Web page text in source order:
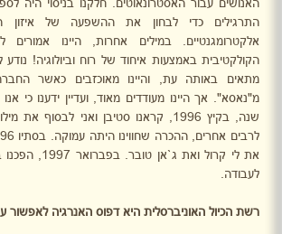
התרגילים כדי לבחון את ההשפעה של איזון
אלקטרומגנטיים. במילים אחרות, היינו
הקולקטיבית באמצעות איחוד של רוח וביולוגיה! נודע
מתאים באותה עת, והיינו מאוכזבים כאשר
מ"נאסא". אך היינו מעודדים מאוד, ועדיין ידענו כי
שנה, בקיץ 1996, קראנו סטיבן ואני לבסוף
את לי קרול ואת
לעבודה.
רשת הכיול האוניברסלית היא דפוס האנרגיה לאפשור